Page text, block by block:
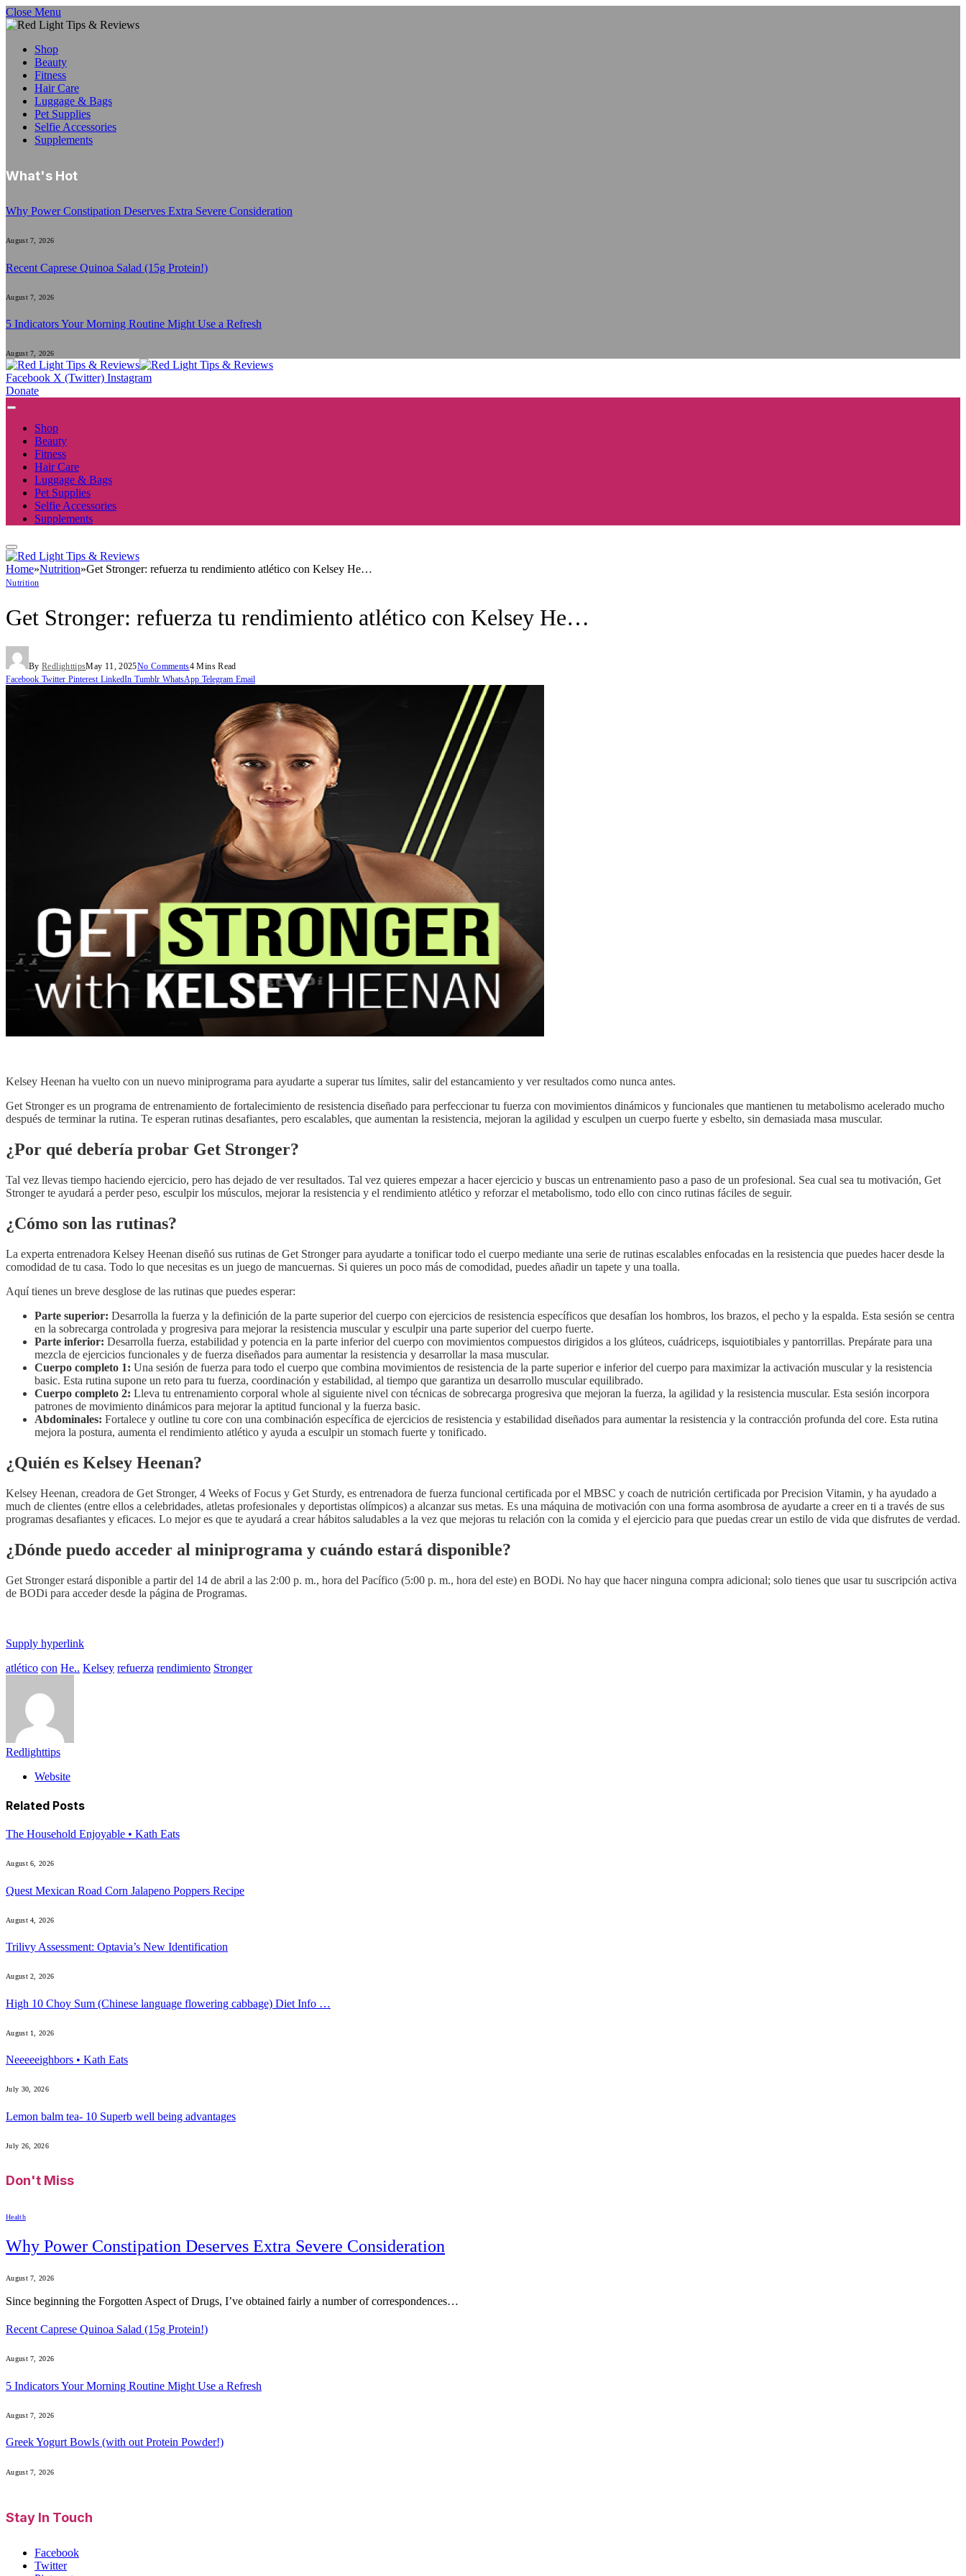
Close Menu
Shop
Beauty
Fitness
Hair Care
Luggage & Bags
Pet Supplies
Selfie Accessories
Supplements
What's Hot
Why Power Constipation Deserves Extra Severe Consideration
August 7, 2026
Recent Caprese Quinoa Salad (15g Protein!)
August 7, 2026
5 Indicators Your Morning Routine Might Use a Refresh
August 7, 2026
Facebook X (Twitter) Instagram
Donate
Shop
Beauty
Fitness
Hair Care
Luggage & Bags
Pet Supplies
Selfie Accessories
Supplements
Home»Nutrition»Get Stronger: refuerza tu rendimiento atlético con Kelsey He…
Nutrition
Get Stronger: refuerza tu rendimiento atlético con Kelsey He…
By RedlighttipsMay 11, 2025No Comments4 Mins Read
Facebook Twitter Pinterest LinkedIn Tumblr WhatsApp Telegram Email
Kelsey Heenan ha vuelto con un nuevo miniprograma para ayudarte a superar tus límites, salir del estancamiento y ver resultados como nunca antes.
Get Stronger es un programa de entrenamiento de fortalecimiento de resistencia diseñado para perfeccionar tu fuerza con movimientos dinámicos y funcionales que mantienen tu metabolismo acelerado mucho
después de terminar la rutina. Te esperan rutinas desafiantes, pero escalables, que aumentan la resistencia, mejoran la agilidad y esculpen un cuerpo fuerte y esbelto, sin demasiada masa muscular.
¿Por qué debería probar Get Stronger?
Tal vez llevas tiempo haciendo ejercicio, pero has dejado de ver resultados. Tal vez quieres empezar a hacer ejercicio y buscas un entrenamiento paso a paso de un profesional. Sea cual sea tu motivación, Get
Stronger te ayudará a perder peso, esculpir los músculos, mejorar la resistencia y el rendimiento atlético y reforzar el metabolismo, todo ello con cinco rutinas fáciles de seguir.
¿Cómo son las rutinas?
La experta entrenadora Kelsey Heenan diseñó sus rutinas de Get Stronger para ayudarte a tonificar todo el cuerpo mediante una serie de rutinas escalables enfocadas en la resistencia que puedes hacer desde la
comodidad de tu casa. Todo lo que necesitas es un juego de mancuernas. Si quieres un poco más de comodidad, puedes añadir un tapete y una toalla.
Aquí tienes un breve desglose de las rutinas que puedes esperar:
Parte superior: Desarrolla la fuerza y la definición de la parte superior del cuerpo con ejercicios de resistencia específicos que desafían los hombros, los brazos, el pecho y la espalda. Esta sesión se centra
en la sobrecarga controlada y progresiva para mejorar la resistencia muscular y esculpir una parte superior del cuerpo fuerte.
Parte inferior: Desarrolla fuerza, estabilidad y potencia en la parte inferior del cuerpo con movimientos compuestos dirigidos a los glúteos, cuádriceps, isquiotibiales y pantorrillas. Prepárate para una
mezcla de ejercicios funcionales y de fuerza diseñados para aumentar la resistencia y desarrollar la masa muscular.
Cuerpo completo 1: Una sesión de fuerza para todo el cuerpo que combina movimientos de resistencia de la parte superior e inferior del cuerpo para maximizar la activación muscular y la resistencia
basic. Esta rutina supone un reto para tu fuerza, coordinación y estabilidad, al tiempo que garantiza un desarrollo muscular equilibrado.
Cuerpo completo 2: Lleva tu entrenamiento corporal whole al siguiente nivel con técnicas de sobrecarga progresiva que mejoran la fuerza, la agilidad y la resistencia muscular. Esta sesión incorpora
patrones de movimiento dinámicos para mejorar la aptitud funcional y la fuerza basic.
Abdominales: Fortalece y outline tu core con una combinación específica de ejercicios de resistencia y estabilidad diseñados para aumentar la resistencia y la contracción profunda del core. Esta rutina
mejora la postura, aumenta el rendimiento atlético y ayuda a esculpir un stomach fuerte y tonificado.
¿Quién es Kelsey Heenan?
Kelsey Heenan, creadora de Get Stronger, 4 Weeks of Focus y Get Sturdy, es entrenadora de fuerza funcional certificada por el MBSC y coach de nutrición certificada por Precision Vitamin, y ha ayudado a
much de clientes (entre ellos a celebridades, atletas profesionales y deportistas olímpicos) a alcanzar sus metas. Es una máquina de motivación con una forma asombrosa de ayudarte a creer en ti a través de sus
programas desafiantes y eficaces. Lo mejor es que te ayudará a crear hábitos saludables a la vez que mejoras tu relación con la comida y el ejercicio para que puedas crear un estilo de vida que disfrutes de verdad.
¿Dónde puedo acceder al miniprograma y cuándo estará disponible?
Get Stronger estará disponible a partir del 14 de abril a las 2:00 p. m., hora del Pacífico (5:00 p. m., hora del este) en BODi. No hay que hacer ninguna compra adicional; solo tienes que usar tu suscripción activa
de BODi para acceder desde la página de Programas.
Supply hyperlink
atlético con He.. Kelsey refuerza rendimiento Stronger
Redlighttips
Website
Related Posts
The Household Enjoyable • Kath Eats
August 6, 2026
Quest Mexican Road Corn Jalapeno Poppers Recipe
August 4, 2026
Trilivy Assessment: Optavia’s New Identification
August 2, 2026
High 10 Choy Sum (Chinese language flowering cabbage) Diet Info …
August 1, 2026
Neeeeeighbors • Kath Eats
July 30, 2026
Lemon balm tea- 10 Superb well being advantages
July 26, 2026
Don't Miss
Health
Why Power Constipation Deserves Extra Severe Consideration
August 7, 2026
Since beginning the Forgotten Aspect of Drugs, I’ve obtained fairly a number of correspondences…
Recent Caprese Quinoa Salad (15g Protein!)
August 7, 2026
5 Indicators Your Morning Routine Might Use a Refresh
August 7, 2026
Greek Yogurt Bowls (with out Protein Powder!)
August 7, 2026
Stay In Touch
Facebook
Twitter